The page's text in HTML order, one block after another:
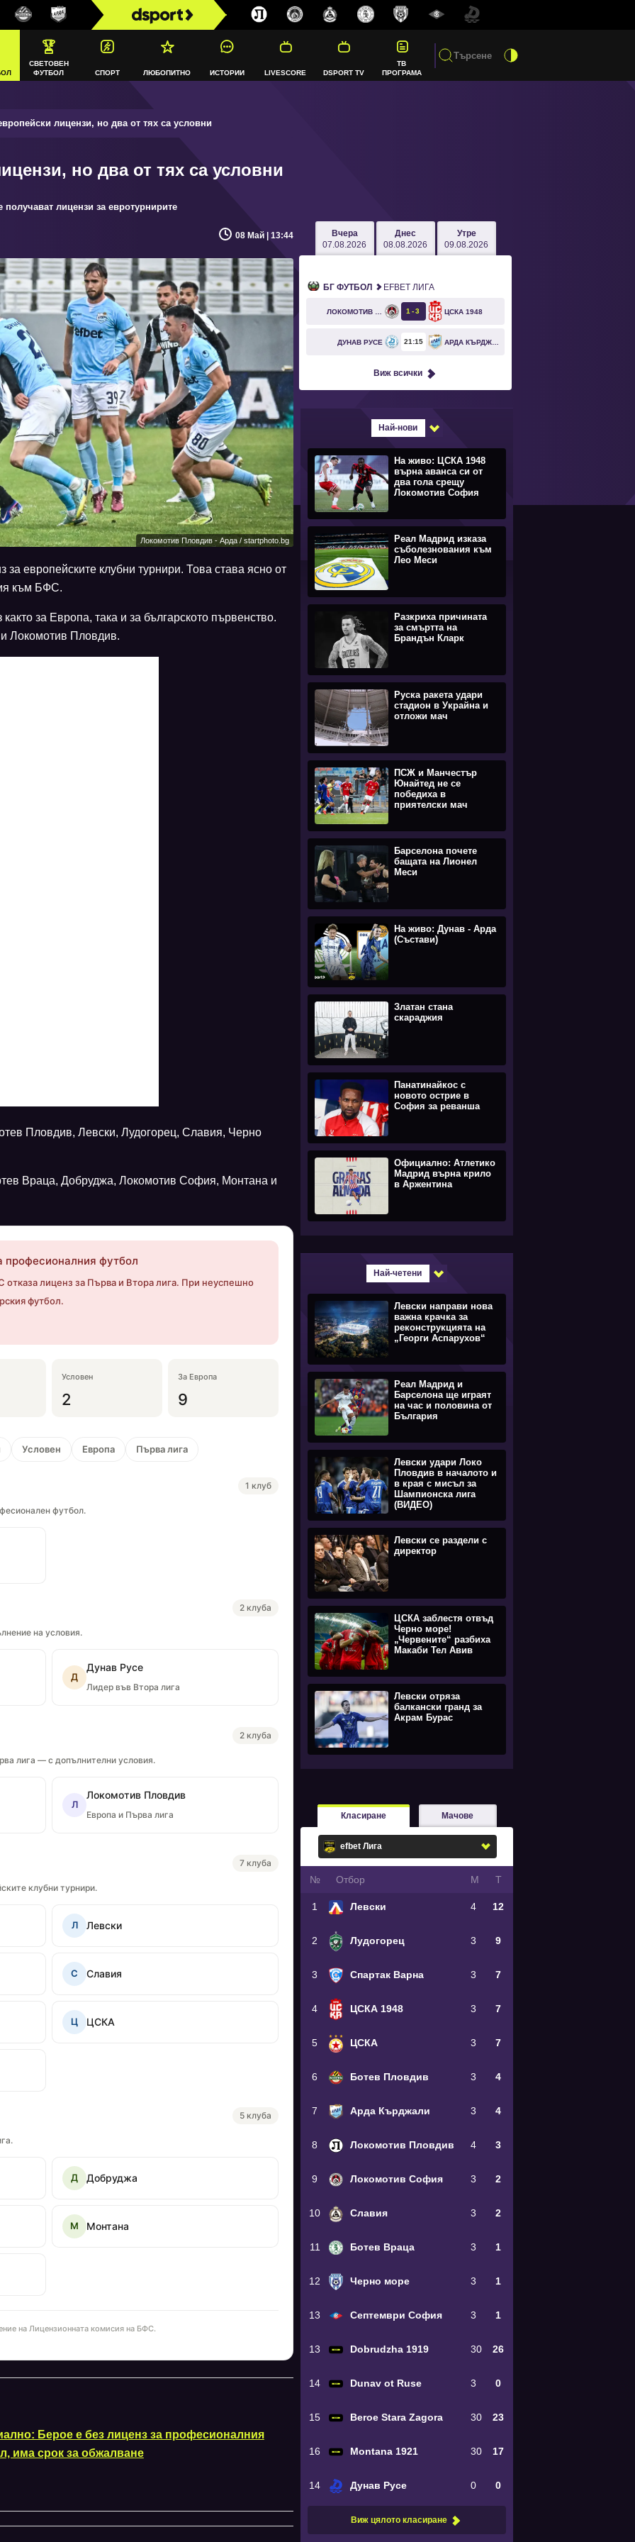
СВЕТОВЕН
ФУТБОЛ
СПОРТ ЛЮБОПИТНО ИСТОРИИ LIVESCORE DSPORT TV
ТВ
ПРОГРАМА
лицензи, но два от тях са условни
но два от тях са условни
лицензи за евротурнирите
08 Май | 13:44
Локомотив Пловдив - Арда / startphoto.bg
за европейските клубни турнири. Това става ясно от
към БФС.
за Европа, така и за българското първенство.
Локомотив Пловдив.
Пловдив, Левски, Лудогорец, Славия, Черно
Враца, Добруджа, Локомотив София, Монтана и
професионалния футбол
лиценз за Първа и Втора лига. При неуспешно
футбол.
Условен
2
За Европа
9
Условен Европа Първа лига
1 клуб
футбол.
2 клуба
на условия.
Д
Дунав Русе
Лидер във Втора лига
2 клуба
лига — с допълнителни условия.
Л
Локомотив Пловдив
Европа и Първа лига
7 клуба
клубни турнири.
Л Левски
С Славия
Ц ЦСКА
5 клуба
Д Добруджа
М Монтана
на Лицензионната комисия на БФС.
Берое е без лиценз за професионалния
има срок за обжалване
Вчера
07.08.2026
Днес
08.08.2026
Утре
09.08.2026
БГ ФУТБОЛ EFBET ЛИГА
1 3 ЦСКА 1948
ДУНАВ РУСЕ 21 15
Виж всички
Най-нови
На живо: ЦСКА 1948
върна аванса си от
два гола срещу
Локомотив София
Реал Мадрид изказа
съболезнования към
Лео Меси
Разкриха причината
за смъртта на
Брандън Кларк
Руска ракета удари
стадион в Украйна и
отложи мач
ПСЖ и Манчестър
Юнайтед не се
победиха в
приятелски мач
Барселона почете
бащата на Лионел
Меси
На живо: Дунав - Арда
(Състави)
Златан стана
скараджия
Панатинайкос с
новото острие в
София за реванша
Официално: Атлетико
Мадрид върна крило
в Аржентина
Най-четени
Левски направи нова
важна крачка за
реконструкцията на
„Георги Аспарухов“
Реал Мадрид и
Барселона ще играят
на час и половина от
България
Левски удари Локо
Пловдив в началото и
в края с мисъл за
Шампионска лига
(ВИДЕО)
Левски се раздели с
директор
ЦСКА заблестя отвъд
Черно море!
„Червените“ разбиха
Макаби Тел Авив
Левски отряза
балкански гранд за
Акрам Бурас
Класиране Мачове
№ Oтбор М Т
1 Левски 4 12
2 Лудогорец 3 9
3 Спартак Варна 3 7
4 ЦСКА 1948 3 7
5 ЦСКА 3 7
6 Ботев Пловдив 3 4
7 Арда Кърджали 3 4
8 Локомотив Пловдив 4 3
9 Локомотив София 3 2
10 Славия 3 2
11 Ботев Враца 3 1
12 Черно море 3 1
13 Септември София 3 1
13 Dobrudzha 1919 30 26
14 Dunav ot Ruse 3 0
15 Beroe Stara Zagora 30 23
16 Montana 1921 30 17
14 Дунав Русе 0 0
Виж цялото класиране